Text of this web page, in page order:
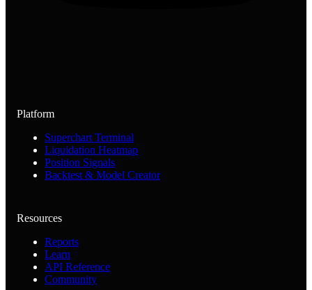
Platform
Superchart Terminal
Liquidation Heatmap
Position Signals
Backtest & Model Creator
Resources
Reports
Learn
API Reference
Community